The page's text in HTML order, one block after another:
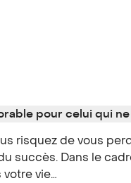
pour celui qui
risquez de vous
succès. Dans le
vie…